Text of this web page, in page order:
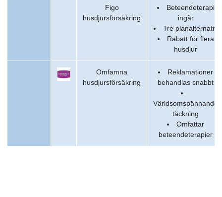
Figo
husdjursförsäkring
Beteendeterapi
ingår
Tre planalternativ
Rabatt för flera
husdjur
Omfamna
husdjursförsäkring
Reklamationer
behandlas snabbt
Världsomspännande
täckning
Omfattar
beteendeterapier